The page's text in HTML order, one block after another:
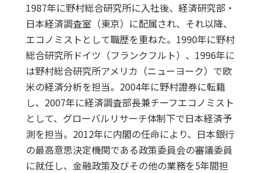
1987年に野村総合研究所に入社後、経済研究部・
日本経済調査室（東京）に配属され、それ以降、
エコノミストとして職歴を重ねた。1990年に野村
総合研究所ドイツ（フランクフルト）、1996年に
は野村総合研究所アメリカ（ニューヨーク）で欧
米の経済分析を担当。2004年に野村證券に転籍
し、2007年に経済調査部長兼チーフエコノミスト
として、グローバルリサーチ体制下で日本経済予
測を担当。2012年に内閣の任命により、日本銀行
の最高意思決定機関である政策委員会の審議委員
に就任し、金融政策及びその他の業務を5年間担